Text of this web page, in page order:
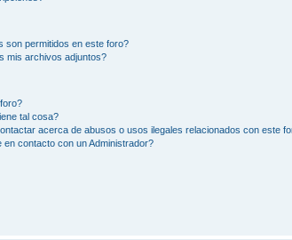
son permitidos en este foro?
mis archivos adjuntos?
tal cosa?
acerca de abusos o usos ilegales relacionados con este
en contacto con un Administrador?